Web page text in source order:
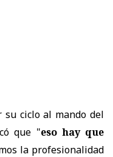
ciclo al mando del
que "eso hay que
la profesionalidad